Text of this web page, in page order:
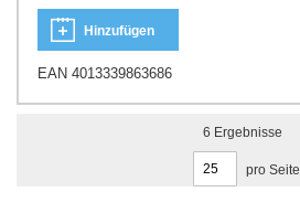
Hinzufügen
EAN 4013339863686
6 Ergebnisse
pro Seite